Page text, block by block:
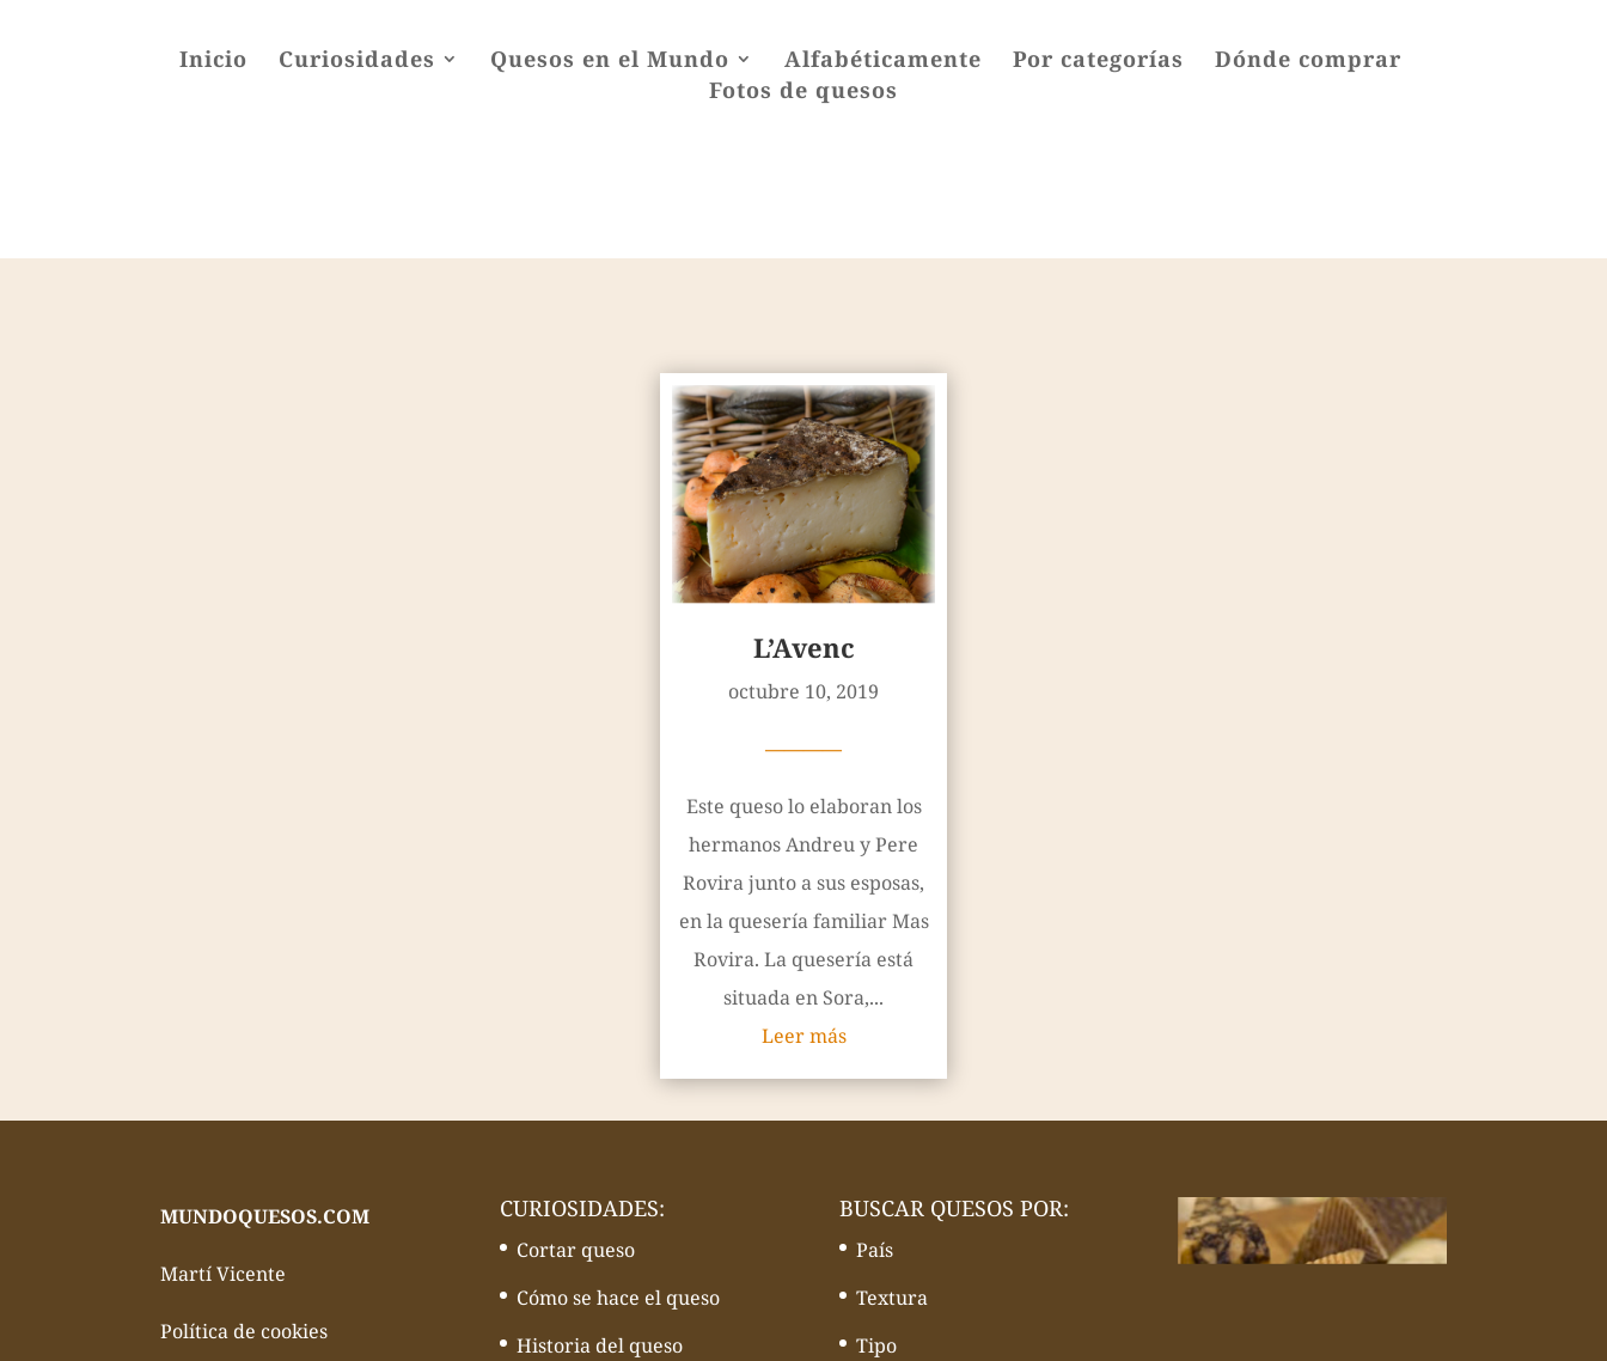
Inicio Curiosidades Quesos en el Mundo Alfabéticamente Por categorías
Dónde comprar
Fotos de quesos
L’Avenc
octubre 10, 2019
————
Este queso lo elaboran los
hermanos Andreu y Pere
Rovira junto a sus esposas,
en la quesería familiar Mas
Rovira. La quesería está
situada en Sora,...
Leer más
MUNDOQUESOS.COM
Martí Vicente
Política de cookies
CURIOSIDADES:
Cortar queso
Cómo se hace el queso
Historia del queso
BUSCAR QUESOS POR:
País
Textura
Tipo